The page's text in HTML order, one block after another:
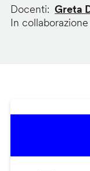
Docenti
Greta
In